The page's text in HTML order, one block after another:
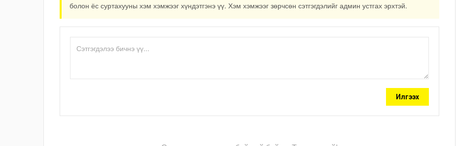
болон ёс суртахууны хэм хэмжээг хүндэтгэнэ үү. Хэм хэмжээг зөрчсөн сэтгэгдэлийг админ устгах эрхтэй.
Илгээх